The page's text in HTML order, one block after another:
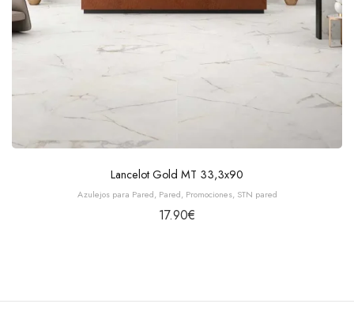
Lancelot Gold MT 33,3x90
Azulejos para Pared, Pared, Promociones, STN pared
17.90€